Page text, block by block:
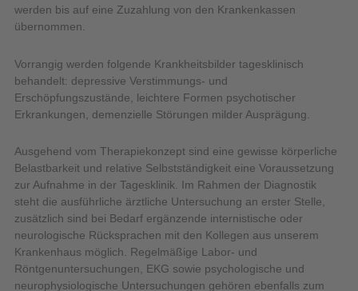
werden bis auf eine Zuzahlung von den Krankenkassen
übernommen.
Vorrangig werden folgende Krankheitsbilder tagesklinisch
behandelt: depressive Verstimmungs- und
Erschöpfungszustände, leichtere Formen psychotischer
Erkrankungen, demenzielle Störungen milder Ausprägung.
Ausgehend vom Therapiekonzept sind eine gewisse körperliche
Belastbarkeit und relative Selbstständigkeit eine Voraussetzung
zur Aufnahme in der Tagesklinik. Im Rahmen der Diagnostik
steht die ausführliche ärztliche Untersuchung an erster Stelle,
zusätzlich sind bei Bedarf ergänzende internistische oder
neurologische Rücksprachen mit den Kollegen aus unserem
Krankenhaus möglich. Regelmäßige Labor- und
Röntgenuntersuchungen, EKG sowie psychologische und
neurophysiologische Untersuchungen gehören ebenfalls zum